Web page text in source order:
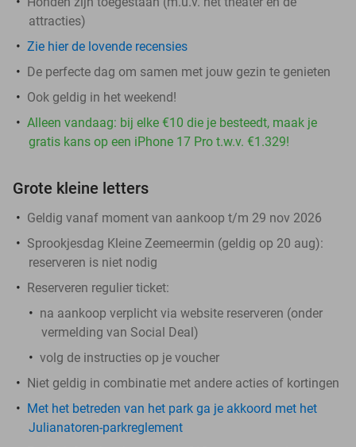
attracties)
Zie hier de lovende recensies
De perfecte dag om samen met jouw gezin te genieten
Ook geldig in het weekend!
Alleen vandaag: bij elke €10 die je besteedt, maak je
gratis kans op een iPhone 17 Pro t.w.v. €1.329!
Grote kleine letters
Geldig vanaf moment van aankoop t/m 29 nov 2026
Sprookjesdag Kleine Zeemeermin (geldig op 20 aug):
reserveren is niet nodig
Reserveren regulier ticket:
na aankoop verplicht via website reserveren (onder
vermelding van Social Deal)
volg de instructies op je voucher
Niet geldig in combinatie met andere acties of kortingen
Met het betreden van het park ga je akkoord met het
Julianatoren-parkreglement